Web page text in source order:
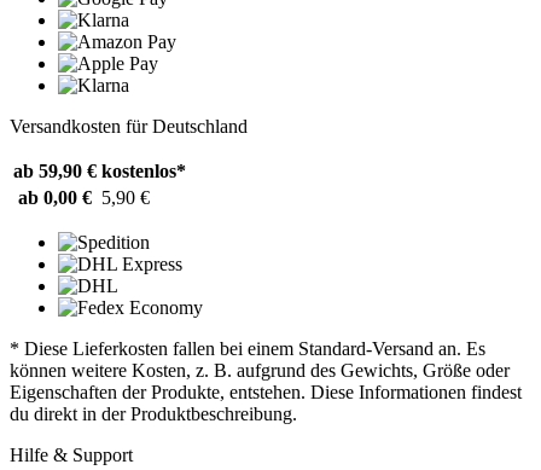
Versandkosten für Deutschland
ab 59,90 € kostenlos*
ab 0,00 € 5,90 €
* Diese Lieferkosten fallen bei einem Standard-Versand an. Es
können weitere Kosten, z. B. aufgrund des Gewichts, Größe oder
Eigenschaften der Produkte, entstehen. Diese Informationen findest
du direkt in der Produktbeschreibung.
Hilfe & Support